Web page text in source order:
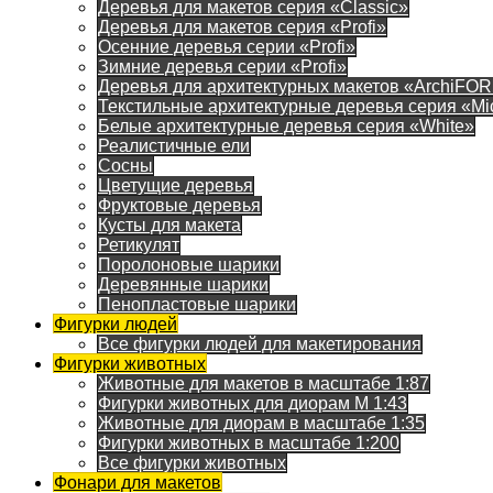
Деревья для макетов серия «Classic»
Деревья для макетов серия «Profi»
Осенние деревья серии «Profi»
Зимние деревья серии «Profi»
Деревья для архитектурных макетов
Текстильные архитектурные деревья серия
Белые архитектурные деревья серия «White»
Реалистичные ели
Сосны
Цветущие деревья
Фруктовые деревья
Кусты для макета
Ретикулят
Поролоновые шарики
Деревянные шарики
Пенопластовые шарики
Фигурки людей
Все фигурки людей для макетирования
Фигурки животных
Животные для макетов в масштабе 1:87
Фигурки животных для диорам М 1:43
Животные для диорам в масштабе 1:35
Фигурки животных в масштабе 1:200
Все фигурки животных
Фонари для макетов